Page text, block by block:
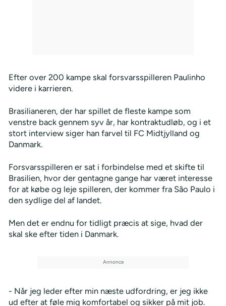
Efter over 200 kampe skal forsvarsspilleren Paulinho
videre i karrieren.
Brasilianeren, der har spillet de fleste kampe som
venstre back gennem syv år, har kontraktudløb, og i et
stort interview siger han farvel til FC Midtjylland og
Danmark.
Forsvarsspilleren er sat i forbindelse med et skifte til
Brasilien, hvor der gentagne gange har været interesse
for at købe og leje spilleren, der kommer fra São Paulo i
den sydlige del af landet.
Men det er endnu for tidligt præcis at sige, hvad der
skal ske efter tiden i Danmark.
- Når jeg leder efter min næste udfordring, er jeg ikke
ud efter at føle mig komfortabel og sikker på mit job.